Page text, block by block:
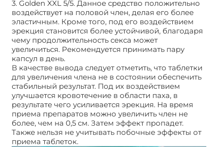
3. Golden XXL 5/5. Данное средство положительно
воздействует на половой член, делая его более
эластичным. Кроме того, под его воздействием
эрекция становится более устойчивой, благодаря
чему продолжительность секса может
увеличиться. Рекомендуется принимать пару
капсул в день.
В качестве вывода следует отметить, что таблетки
для увеличения члена не в состоянии обеспечить
стабильный результат. Под их воздействием
улучшается кровотечение в области паха, в
результате чего усиливается эрекция. На время
приема препаратов можно увеличить член не
более, чем на 0,5 см. Затем эффект пропадет.
Также нельзя не учитывать побочные эффекты от
приема таблеток.